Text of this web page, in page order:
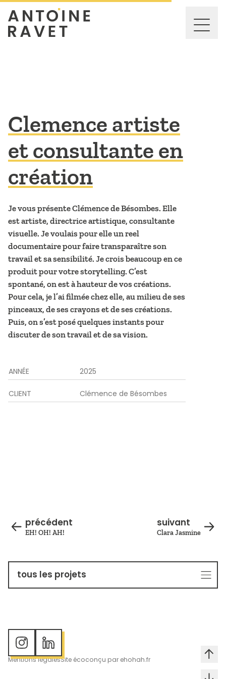
Clemence artiste
et consultante en
création
Je vous présente Clémence de Bésombes. Elle
est artiste, directrice artistique, consultante
visuelle. Je voulais pour elle un reel
documentaire pour faire transparaître son
travail et sa sensibilité. Je crois beaucoup en ce
produit pour votre storytelling. C’est
spontané, on est à hauteur de vos créations.
Pour cela, je l’ai filmée chez elle, au milieu de ses
pinceaux, de ses crayons et de ses créations.
Puis, on s’est posé quelques instants pour
discuter de son travail et de sa vision.
ANNÉE 2025
CLIENT Clémence de Bésombes
précédent
EH! OH! AH!
suivant
Clara Jasmine
tous les projets
Mentions légalesSite écoconçu par ehohah.fr